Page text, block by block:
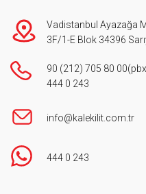
Vadistanbul Ayazağa
3F/1-E Blok 34396
90 (212) 705 80 00
444 0 243
info@kalekilit.com.tr
444 0 243